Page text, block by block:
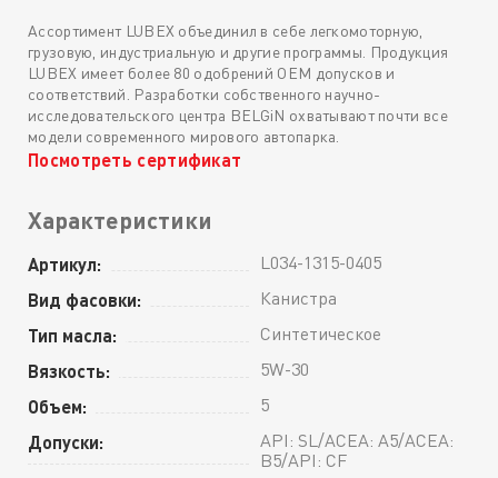
Ассортимент LUBEX объединил в себе легкомоторную,
грузовую, индустриальную и другие программы. Продукция
LUBEX имеет более 80 одобрений OEM допусков и
соответствий. Разработки собственного научно-
исследовательского центра BELGiN охватывают почти все
модели современного мирового автопарка.
Посмотреть сертификат
Характеристики
Артикул: L034-1315-0405
Вид фасовки: Канистра
Тип масла: Синтетическое
Вязкость: 5W-30
Объем: 5
Допуски:
API: SL/ACEA: A5/ACEA:
B5/API: CF